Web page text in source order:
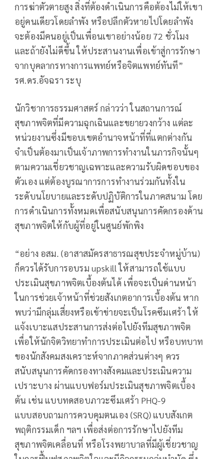
การฆ่าตัวตายสูง สิ่งที่ต้องดำเนินการคือต้องไม่ให้เขา
อยู่คนเดียวโดยลำพัง หรือปลีกตัวหายไปโดยลำพัง
จะต้องมีคนอยู่เป็นเพื่อนเขาอย่างน้อย 72 ชั่วโมง
และถ้ายังไม่ดีขึ้น ให้ประสานงานเพื่อเข้าสู่การรักษา
จากบุคลากรทางการแพทย์หรือจิตแพทย์ทันที”
รศ.ดร.อัจฉรา ระบุ
นักวิชาการธรรมศาสตร์ กล่าวว่า ในสถานการณ์
สุขภาพจิตที่มีความฉุกเฉินและขยายวงกว้าง แต่ละ
หน่วยงานซึ่งมีขอบเขตอำนาจหน้าที่ที่แตกต่างกัน
จำเป็นต้องมาเป็นเจ้าภาพการทำงานในภารกิจนั้นๆ
ตามความเชี่ยวชาญเฉพาะและความรับผิดชอบของ
ตัวเอง แต่ต้องบูรณาการการทำงานร่วมกันทั้งใน
ระดับนโยบายและระดับปฏิบัติการในภาคสนาม โดย
การดำเนินการทั้งหมดเพื่อสนับสนุนการคัดกรองด้าน
สุขภาพจิตให้กับผู้ที่อยู่ในศูนย์พักพิง
“อย่าง อสม. (อาสาสมัครสาธารณสุขประจำหมู่บ้าน)
ก็ควรได้รับการอบรม upskill ให้สามารถใช้แบบ
ประเมินสุขภาพจิตเบื้องต้นได้ เพื่อจะเป็นด่านหน้า
ในการช่วยเจ้าหน้าที่ช่วยสังเกตอาการเบื้องต้น หาก
พบว่ามีกลุ่มเสี่ยงหรือเข้าข่ายจะเป็นโรคซึมเศร้า ให้
แจ้งเบาะแสประสานการส่งต่อไปยังทีมสุขภาพจิต
เพื่อให้นักจิตวิทยาทำการประเมินต่อไป หรือบทบาท
ของนักสังคมสงเคราะห์จากภาคส่วนต่างๆ ควร
สนับสนุนการคัดกรองทางสังคมและประเมินความ
เปราะบาง ผ่านแบบฟอร์มประเมินสุขภาพจิตเบื้อง
ต้น เช่น แบบทดสอบภาวะซึมเศร้า PHQ-9
แบบสอบถามการควบคุมตนเอง (SRQ) แบบสังเกต
พฤติกรรมเด็ก ฯลฯ เพื่อส่งต่อการรักษาไปยังทีม
สุขภาพจิตเคลื่อนที่ หรือโรงพยาบาลที่มีผู้เชี่ยวชาญ